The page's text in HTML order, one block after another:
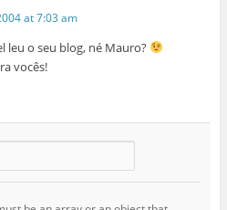
at 7:03 am
leu o seu blog, né Mauro?
vocês!